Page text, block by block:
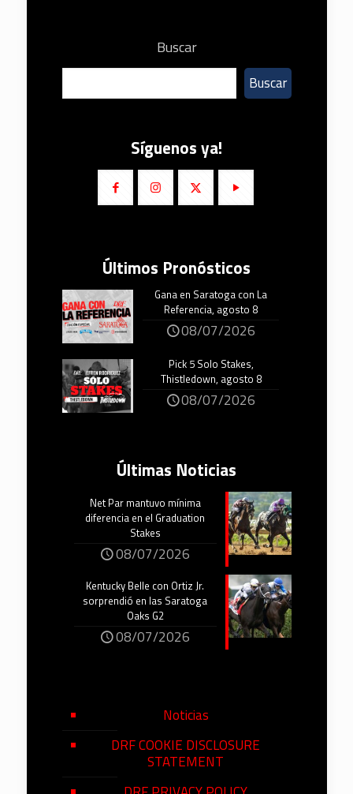
Buscar
Buscar
Síguenos ya!
Últimos Pronósticos
Gana en Saratoga con La
Referencia, agosto 8
08/07/2026
Pick 5 Solo Stakes,
Thistledown, agosto 8
08/07/2026
Últimas Noticias
Net Par mantuvo mínima
diferencia en el Graduation
Stakes
08/07/2026
Kentucky Belle con Ortiz Jr.
sorprendió en las Saratoga
Oaks G2
08/07/2026
Noticias
DRF COOKIE DISCLOSURE
STATEMENT